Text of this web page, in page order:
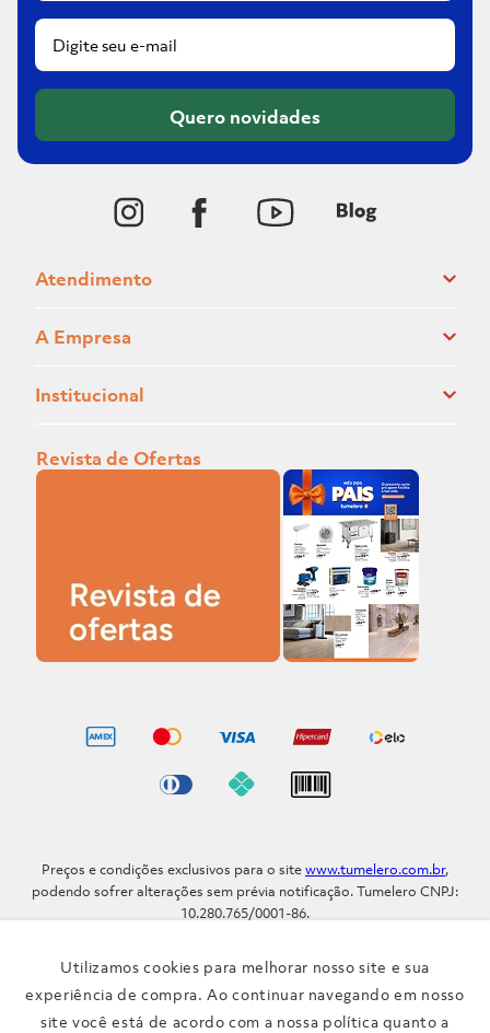
Utilizamos cookies para melhorar nosso site e sua
experiência de compra. Ao continuar navegando em nosso
site você está de acordo com a nossa política quanto a
Quero novidades
Atendimento
A Empresa
Institucional
Revista de Ofertas
Preços e condições exclusivos para o sitewww.tumelero.com.br,
podendo sofrer alterações sem prévia notificação. Tumelero CNPJ:
10.280.765/0001-86.
91.110-001
Telefone: (51) 3371-9290